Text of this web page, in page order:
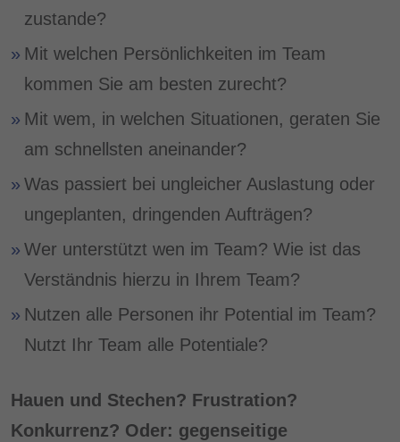
zustande?
Mit welchen Persönlichkeiten im Team
kommen Sie am besten zurecht?
Mit wem, in welchen Situationen, geraten Sie
am schnellsten aneinander?
Was passiert bei ungleicher Auslastung oder
ungeplanten, dringenden Aufträgen?
Wer unterstützt wen im Team? Wie ist das
Verständnis hierzu in Ihrem Team?
Nutzen alle Personen ihr Potential im Team?
Nutzt Ihr Team alle Potentiale?
Hauen und Stechen? Frustration?
Konkurrenz? Oder: gegenseitige